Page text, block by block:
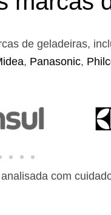
de geladeiras,
, Panasonic,
com